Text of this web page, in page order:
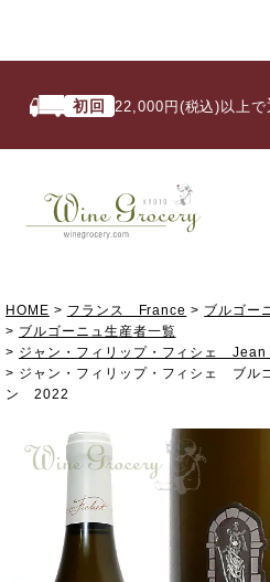
初回 22,000円(税込)以上で送料
HOME フランス France
ブルゴ
ブルゴーニュ生産者一覧
ジャン・フィリップ・フィシェ
ジャン・フィリップ・フィシェ ブ
ン 2022